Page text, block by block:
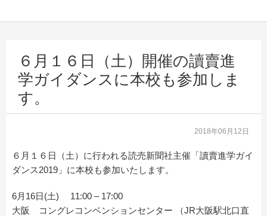
６月１６日（土）開催の讀賣進
学ガイダンスに本校も参加しま
す。
2018年06月12日
６月１６日（土）に行われる読売新聞社主催「讀賣進学ガイ
ダンス2019」に本校も参加いたします。
6月16日(土) 11:00 – 17:00
大阪 コングレコンベンションセンター （JR大阪駅北口直